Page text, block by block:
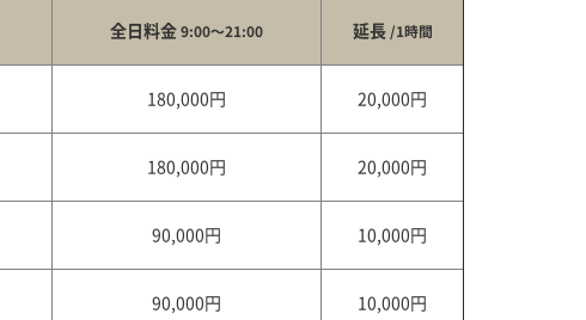
全日料金9:00～21:00 延長 /1時間
180,000円 20,000円
180,000円 20,000円
90,000円 10,000円
90,000円 10,000円